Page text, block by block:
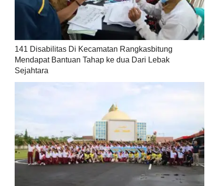
141 Disabilitas Di Kecamatan Rangkasbitung
Mendapat Bantuan Tahap ke dua Dari Lebak
Sejahtara